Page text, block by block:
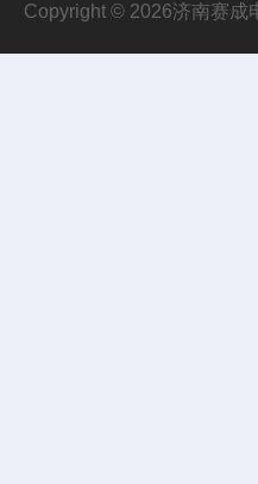
Copyright © 2026济南赛